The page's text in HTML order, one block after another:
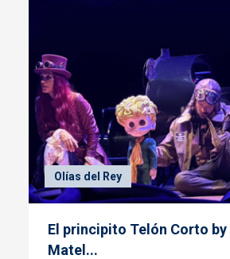
Olías del Rey
El principito Telón Corto by
Matel...